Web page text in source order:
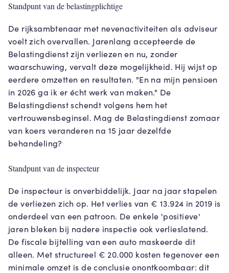
Standpunt van de belastingplichtige
De rijksambtenaar met nevenactiviteiten als adviseur
voelt zich overvallen. Jarenlang accepteerde de
Belastingdienst zijn verliezen en nu, zonder
waarschuwing, vervalt deze mogelijkheid. Hij wijst op
eerdere omzetten en resultaten. "En na mijn pensioen
in 2026 ga ik er écht werk van maken." De
Belastingdienst schendt volgens hem het
vertrouwensbeginsel. Mag de Belastingdienst zomaar
van koers veranderen na 15 jaar dezelfde
behandeling?
Standpunt van de inspecteur
De inspecteur is onverbiddelijk. Jaar na jaar stapelen
de verliezen zich op. Het verlies van € 13.924 in 2019 is
onderdeel van een patroon. De enkele 'positieve'
jaren bleken bij nadere inspectie ook verlieslatend.
De fiscale bijtelling van een auto maskeerde dit
alleen. Met structureel € 20.000 kosten tegenover een
minimale omzet is de conclusie onontkoombaar: dit